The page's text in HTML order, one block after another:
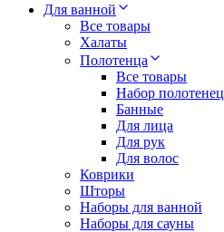
Для ванной
Все товары
Халаты
Полотенца
Все товары
Набор полотенец
Банные
Для лица
Для рук
Для волос
Коврики
Шторы
Наборы для ванной
Наборы для сауны